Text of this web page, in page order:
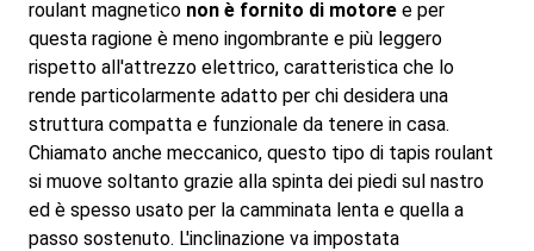
roulant magnetico non è fornito di motore e per
questa ragione è meno ingombrante e più leggero
rispetto all'attrezzo elettrico, caratteristica che lo
rende particolarmente adatto per chi desidera una
struttura compatta e funzionale da tenere in casa.
Chiamato anche meccanico, questo tipo di tapis roulant
si muove soltanto grazie alla spinta dei piedi sul nastro
ed è spesso usato per la camminata lenta e quella a
passo sostenuto. L'inclinazione va impostata